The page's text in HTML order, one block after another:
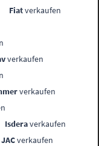
Fiatverkaufen
verkaufen
verkaufen
Isderaverkaufen
JACverkaufen